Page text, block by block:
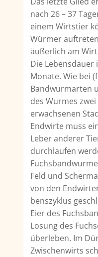
nach 26 – 37
einem Wirtstier
Würmer
äußerlich am
Die
Monate. Wie bei
Bandwurmarten
des Wurmes
erwachsenen
Endwirte muss
Leber ande­rer
durchlaufen
Feld und
von den
benszyklus
Eier des
Losung des
überleben. Im
Zwischenwirts